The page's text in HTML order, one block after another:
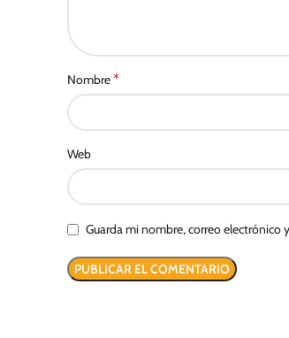
Nombre*
Web
Guarda mi nombre, correo electrónico